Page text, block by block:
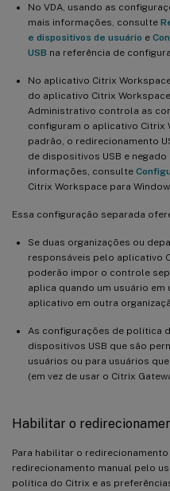
No VDA, usando as
mais informações, consulte
e dispositivos de usuário e
USB na referência de
No aplicativo Citrix
do aplicativo Citrix
Administrativo controla as
configuram o aplicativo Citrix
padrão, o redirecionamento
de dispositivos USB e
informações, consulte
Citrix Workspace para
Essa configuração separada
Se duas organizações ou
responsáveis pelo aplicativo
poderão impor o controle
aplica quando um usuário em
aplicativo em outra
As configurações de política
dispositivos USB que são
usuários ou para usuários
(em vez de usar o Citrix
Habilitar o
Para habilitar o redirecionamento
redirecionamento manual pelo
política do Citrix e as